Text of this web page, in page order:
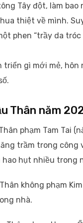
Tây đột, làm
thiệt về mình.
phen “trầy da tróc
triển gì mới mẻ,
Thân năm
phạm Tam Tai
trầm trong
hụt nhiều trong
không phạm
nhà.